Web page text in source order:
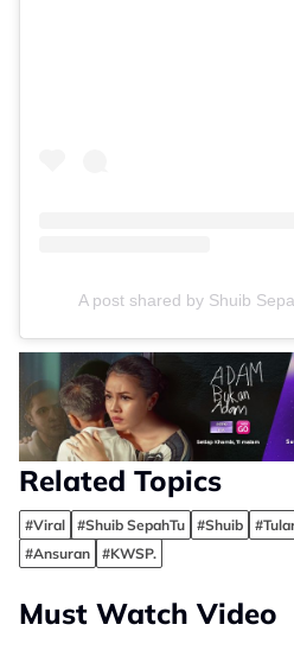
A post shared by Shuib
Related Topics
#Viral #Shuib SepahTu #Shuib
#Ansuran
#KWSP.
Must Watch Video